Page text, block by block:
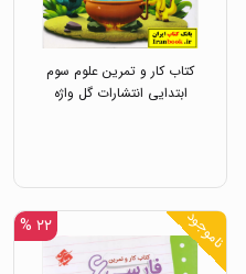
کتاب کار و تمرین علوم سوم
ابتدایی انتشارات گل واژه
ناموجود ۲۲ %